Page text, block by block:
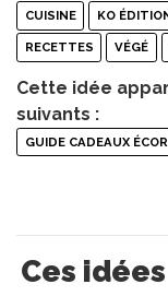
CUISINE KO
RECETTES VÉGÉ
Cette idée
suivants :
GUIDE CADEAUX
Ces